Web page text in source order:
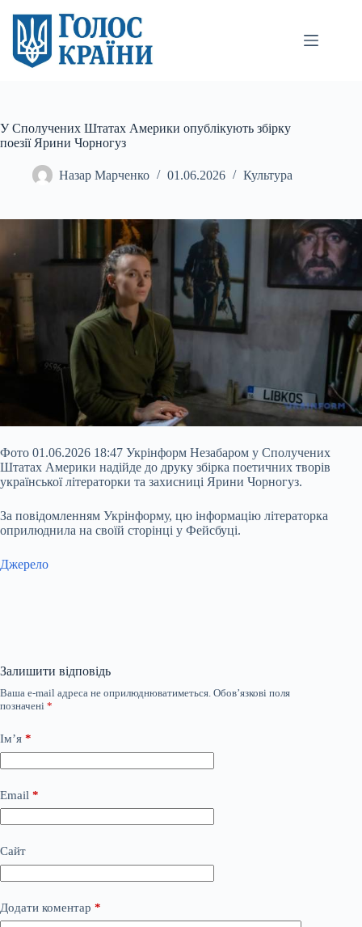
вмісту
У Сполучених Штатах Америки опублікують збірку
поезії Ярини Чорногуз
Назар Марченко 01.06.2026 Культура
Фото 01.06.2026 18:47 Укрінформ Незабаром у Сполучених
Штатах Америки надійде до друку збірка поетичних творів
української літераторки та захисниці Ярини Чорногуз.
За повідомленням Укрінформу, цю інформацію літераторка
оприлюднила на своїй сторінці у Фейсбуці.
Джерело
Залишити відповідь
Ваша e-mail адреса не оприлюднюватиметься. Обов’язкові поля
позначені *
Ім’я *
Email *
Сайт
Додати коментар *